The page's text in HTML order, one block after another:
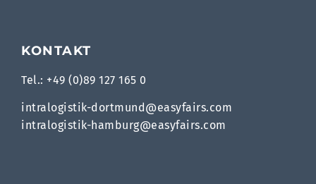
KONTAKT
Tel.: +49 (0)89 127 165 0
intralogistik-dortmund@easyfairs.com
intralogistik-hamburg@easyfairs.com